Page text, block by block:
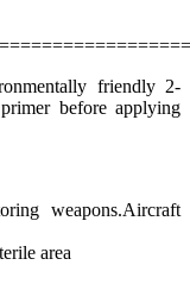
friendly 2-
before applying
weapons.Aircraft
area